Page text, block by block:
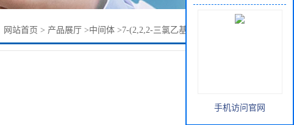
网站首页 > 产品展厅 >中间体 >7-(2,2,2-三氯乙基氧基羰基)紫杉醇
手机访问官网